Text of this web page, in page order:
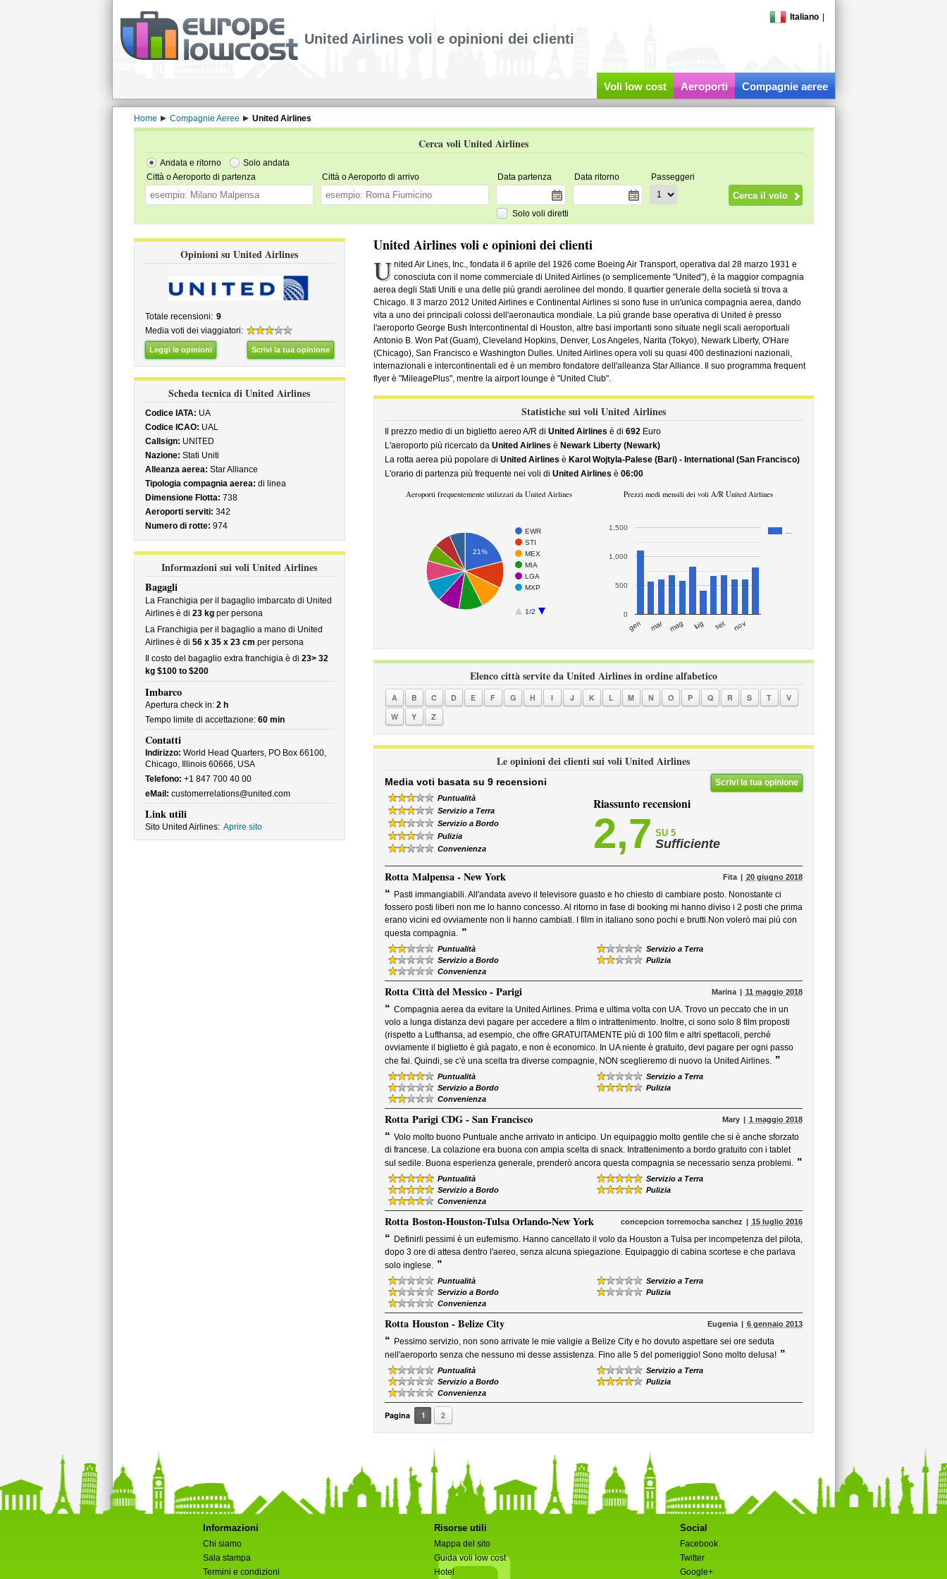
Italiano
United Airlines voli e opinioni dei clienti
Voli low cost Aeroporti Compagnie aeree
Home Compagnie Aeree United Airlines
Cerca voli United Airlines
Andata e ritorno
Solo andata
Città o Aeroporto di partenza
Città o Aeroporto di arrivo Data partenza Data ritorno Passeggeri
Solo voli diretti
Opinioni su United Airlines
Totale recensioni: 9
Media voti dei viaggiatori:
Leggi le opinioni Scrivi la tua opinione
Scheda tecnica di United Airlines
Codice IATA: UA
Codice ICAO: UAL
Callsign: UNITED
Nazione: Stati Uniti
Alleanza aerea: Star Alliance
Tipologia compagnia aerea: di linea
Dimensione Flotta: 738
Aeroporti serviti: 342
Numero di rotte: 974
Informazioni sui voli United Airlines
Bagagli
La Franchigia per il bagaglio imbarcato di United
Airlines è di 23 kgper persona
La Franchigia per il bagaglio a mano di United
Airlines è di 56 x 35 x 23 cm per persona
Il costo del bagaglio extra franchigia è di 23> 32
kg $100 to $200
Imbarco
Apertura check in: 2 h
Tempo limite di accettazione: 60 min
Contatti
Indirizzo: World Head Quarters, PO Box 66100,
Chicago, Illinois 60666, USA
Telefono: +1 847 700 40 00
eMail: customerrelations@united.com
Link utili
Sito United Airlines: Aprire sito
United Airlines voli e opinioni dei clienti
U nited Air Lines, Inc., fondata il 6 aprile del 1926 come Boeing Air Transport, operativa dal 28 marzo 1931 e
conosciuta con il nome commerciale di United Airlines (o semplicemente "United"), è la maggior compagnia
aerea degli Stati Uniti e una delle più grandi aerolinee del mondo. Il quartier generale della società si trova a
Chicago. Il 3 marzo 2012 United Airlines e Continental Airlines si sono fuse in un'unica compagnia aerea, dando
vita a uno dei principali colossi dell'aeronautica mondiale. La più grande base operativa di United è presso
l'aeroporto George Bush Intercontinental di Houston, altre basi importanti sono situate negli scali aeroportuali
Antonio B. Won Pat (Guam), Cleveland Hopkins, Denver, Los Angeles, Narita (Tokyo), Newark Liberty, O'Hare
(Chicago), San Francisco e Washington Dulles. United Airlines opera voli su quasi 400 destinazioni nazionali,
internazionali e intercontinentali ed è un membro fondatore dell'alleanza Star Alliance. Il suo programma frequent
flyer è "MileagePlus", mentre la airport lounge è "United Club".
Statistiche sui voli United Airlines
Il prezzo medio di un biglietto aereo A/R di United Airlines è di 692Euro
L'aeroporto più ricercato da United Airlines è Newark Liberty (Newark)
La rotta aerea più popolare di United Airlines è Karol Wojtyla-Palese (Bari) - International (San Francisco)
L'orario di partenza più frequente nei voli di United Airlines è 06:00
Aeroporti frequentemente utilizzati da United Airlines
EWR
STI
MEX
MIA
LGA
MXP
1/2
21%
Prezzi medi mensili dei voli A/R United Airlines
gen mar mag lug set nov
0
500
1,000
1,500
Elenco città servite da United Airlines in ordine alfabetico
A B C D E F G H I J K L M N O P Q R S T
V
W
Y Z
Le opinioni dei clienti sui voli United Airlines
Scrivi la tua opinione
Media voti basata su 9 recensioni
Puntualità
Servizio a Terra
Servizio a Bordo
Pulizia
Convenienza
Riassunto recensioni
2,7 SU 5
Sufficiente
Rotta Malpensa - New York Fita 20 giugno 2018
“ Pasti immangiabili. All'andata avevo il televisore guasto e ho chiesto di cambiare posto. Nonostante ci
fossero posti liberi non me lo hanno concesso. Al ritorno in fase di booking mi hanno diviso i 2 posti che prima
erano vicini ed ovviamente non li hanno cambiati. I film in italiano sono pochi e brutti.Non volerò mai più con
questa compagnia. ”
Puntualità
Servizio a Terra
Servizio a Bordo
Pulizia
Convenienza
Rotta Città del Messico - Parigi Marina 11 maggio 2018
“ Compagnia aerea da evitare la United Airlines. Prima e ultima volta con UA. Trovo un peccato che in un
volo a lunga distanza devi pagare per accedere a film o intrattenimento. Inoltre, ci sono solo 8 film proposti
(rispetto a Lufthansa, ad esempio, che offre GRATUITAMENTE più di 100 film e altri spettacoli, perché
ovviamente il biglietto è già pagato, e non è economico. In UA niente è gratuito, devi pagare per ogni passo
che fai. Quindi, se c'è una scelta tra diverse compagnie, NON sceglieremo di nuovo la United Airlines. ”
Puntualità
Servizio a Terra
Servizio a Bordo
Pulizia
Convenienza
Rotta Parigi CDG - San Francisco Mary 1 maggio 2018
“ Volo molto buono Puntuale anche arrivato in anticipo. Un equipaggio molto gentile che si è anche sforzato
di francese. La colazione era buona con ampia scelta di snack. Intrattenimento a bordo gratuito con i tablet
sul sedile. Buona esperienza generale, prenderò ancora questa compagnia se necessario senza problemi. ”
Puntualità
Servizio a Terra
Servizio a Bordo
Pulizia
Convenienza
Rotta Boston-Houston-Tulsa Orlando-New York concepcion torremocha sanchez 15 luglio 2016
“ Definirli pessimi è un eufemismo. Hanno cancellato il volo da Houston a Tulsa per incompetenza del pilota,
dopo 3 ore di attesa dentro l'aereo, senza alcuna spiegazione. Equipaggio di cabina scortese e che parlava
solo inglese. ”
Puntualità
Servizio a Terra
Servizio a Bordo
Pulizia
Convenienza
Rotta Houston - Belize City Eugenia 6 gennaio 2013
“ Pessimo servizio, non sono arrivate le mie valigie a Belize City e ho dovuto aspettare sei ore seduta
nell'aeroporto senza che nessuno mi desse assistenza. Fino alle 5 del pomeriggio! Sono molto delusa! ”
Puntualità
Servizio a Terra
Servizio a Bordo
Pulizia
Convenienza
Pagina 1 2
Informazioni
Chi siamo
Sala stampa
Termini e condizioni
Risorse utili
Mappa del sito
Guida voli low cost
Hotel
Social
Facebook
Twitter
Google+